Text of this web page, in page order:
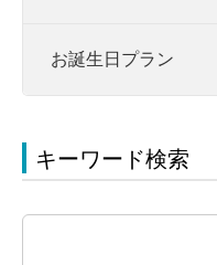
お誕生日プラン
キーワード検索